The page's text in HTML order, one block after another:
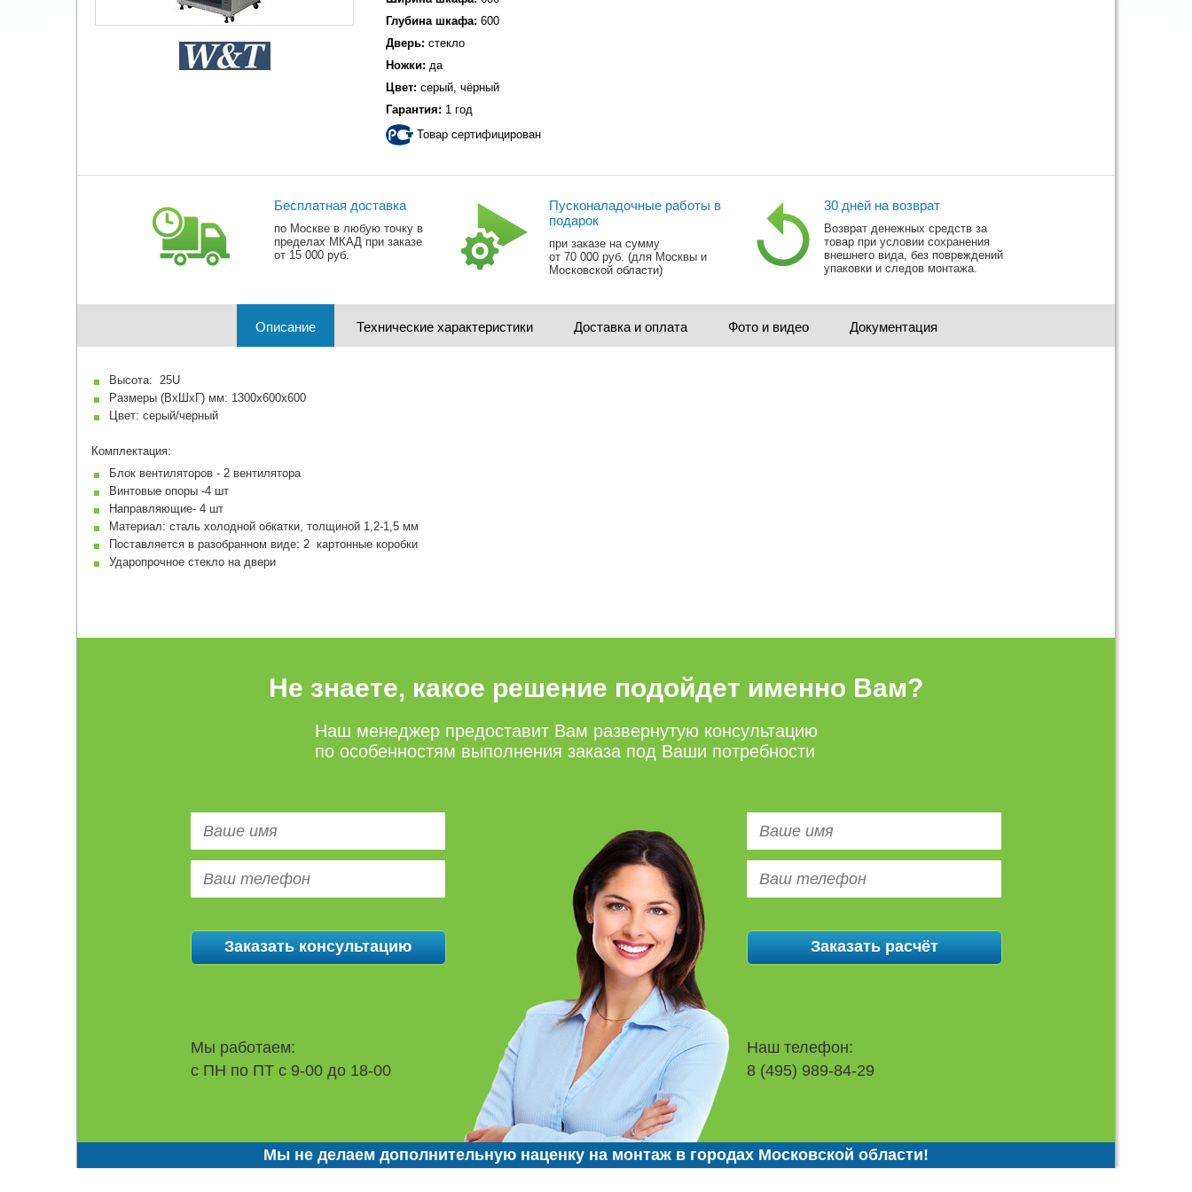
Глубина шкафа: 600
Дверь: стекло
Ножки: да
Цвет: серый, чёрный
Гарантия: 1 год
Товар сертифицирован
Бесплатная доставка
по Москве в любую точку в
пределах МКАД при заказе
от 15 000 руб.
Пусконаладочные работы в
подарок
при заказе на сумму
от 70 000 руб. (для Москвы и
Московской области)
30 дней на возврат
Возврат денежных средств за
товар при условии сохранения
внешнего вида, без повреждений
упаковки и следов монтажа.
Описание Технические характеристики Доставка и оплата Фото и видео Документация
Высота: 25U
Размеры (ВхШхГ) мм: 1300х600х600
Цвет: серый/черный
Комплектация:
Блок вентиляторов - 2 вентилятора
Винтовые опоры -4 шт
Направляющие- 4 шт
Материал: сталь холодной обкатки, толщиной 1,2-1,5 мм
Поставляется в разобранном виде: 2 картонные коробки
Ударопрочное стекло на двери
Не знаете, какое решение подойдет именно Вам?
Наш менеджер предоставит Вам развернутую консультацию
по особенностям выполнения заказа под Ваши потребности
Мы работаем:
с ПН по ПТ с 9-00 до 18-00
Наш телефон:
8 (495) 989-84-29
Мы не делаем дополнительную наценку на монтаж в городах Московской области!